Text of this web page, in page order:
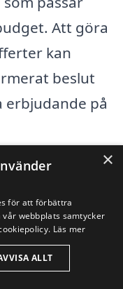
Att göra
kan
beslut
erbjudande på
utan
×
för att förbättra
webbplats samtycker
Läs mer
ALLT